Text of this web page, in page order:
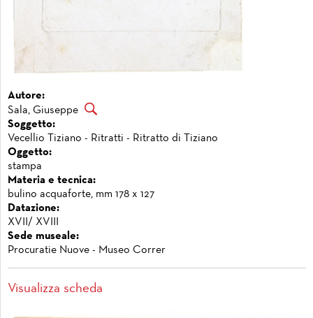
Autore:
Sala, Giuseppe
Soggetto:
Vecellio Tiziano - Ritratti - Ritratto di Tiziano
Oggetto:
stampa
Materia e tecnica:
bulino acquaforte, mm 178 x 127
Datazione:
XVII/ XVIII
Sede museale:
Procuratie Nuove - Museo Correr
Visualizza scheda